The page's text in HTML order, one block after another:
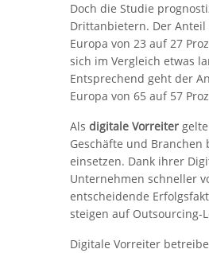
Doch die Studie
Drittanbietern. Der
Europa von 23 auf 27
sich im Vergleich etwas
Entsprechend geht der
Europa von 65 auf 57
Als digitale Vorreiter
Geschäfte und
einsetzen. Dank ihrer
Unternehmen schneller
entscheidende
steigen auf Outsourcing-
Digitale Vorreiter